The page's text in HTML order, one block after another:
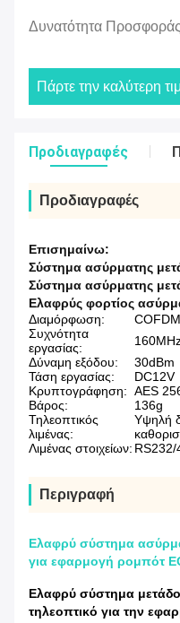
Δυνατότητα
Πάρτε την καλύτερη
Προδιαγραφές
Προδιαγραφές
Επισημαίνω:
Σύστημα ασύρματης
Σύστημα ασύρματης
Ελαφρύς φορτίος
Διαμόρφωση:
COFDM
Συχνότητα
εργασίας:
Δύναμη εξόδου:
30dBm
Τάση εργασίας:
DC12V
Κρυπτογράφηση: AES
Βάρος:
136g
Τηλεοπτικός
λιμένας:
Υψηλή
Λιμένας στοιχείων: RS232/
Περιγραφή
Ελαφρύ σύστημα
για εφαρμογή ρομπότ
Ελαφρύ σύστημα
τηλεοπτικό για την